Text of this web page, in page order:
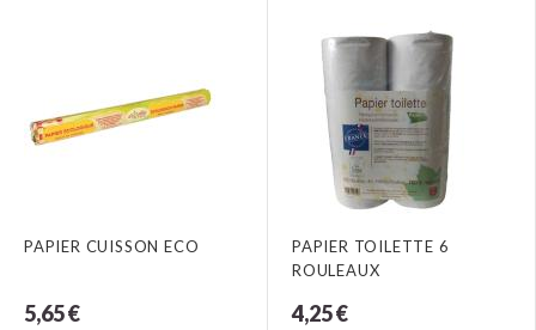
PAPIER CUISSON ECO
5,65 €
PAPIER TOILETTE 6
ROULEAUX
4,25 €